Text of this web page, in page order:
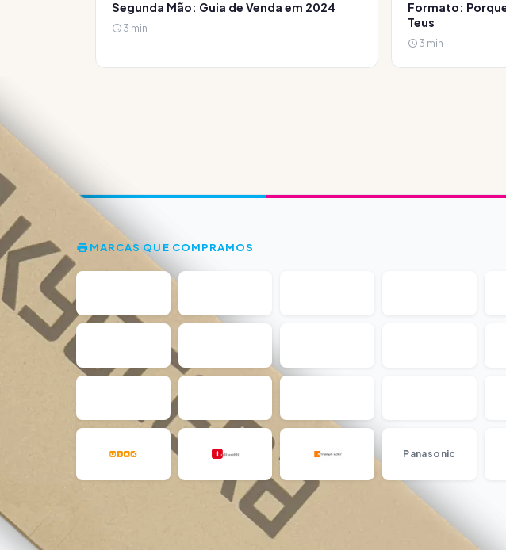
Segunda Mão: Guia de Venda em 2024
3 min
Formato:
Teus
3 min
MARCAS QUE COMPRAMOS
Panasonic